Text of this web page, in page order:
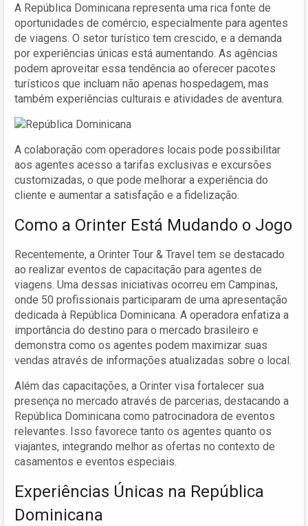
A República Dominicana representa uma rica fonte de
oportunidades de comércio, especialmente para agentes
de viagens. O setor turístico tem crescido, e a demanda
por experiências únicas está aumentando. As agências
podem aproveitar essa tendência ao oferecer pacotes
turísticos que incluam não apenas hospedagem, mas
também experiências culturais e atividades de aventura.
A colaboração com operadores locais pode possibilitar
aos agentes acesso a tarifas exclusivas e excursões
customizadas, o que pode melhorar a experiência do
cliente e aumentar a satisfação e a fidelização.
Como a Orinter Está Mudando o Jogo
Recentemente, a Orinter Tour & Travel tem se destacado
ao realizar eventos de capacitação para agentes de
viagens. Uma dessas iniciativas ocorreu em Campinas,
onde 50 profissionais participaram de uma apresentação
dedicada à República Dominicana. A operadora enfatiza a
importância do destino para o mercado brasileiro e
demonstra como os agentes podem maximizar suas
vendas através de informações atualizadas sobre o local.
Além das capacitações, a Orinter visa fortalecer sua
presença no mercado através de parcerias, destacando a
República Dominicana como patrocinadora de eventos
relevantes. Isso favorece tanto os agentes quanto os
viajantes, integrando melhor as ofertas no contexto de
casamentos e eventos especiais.
Experiências Únicas na República
Dominicana